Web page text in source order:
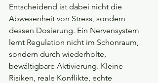
Entscheidend ist dabei nicht die
Abwesenheit von Stress, sondern
dessen Dosierung. Ein Nervensystem
lernt Regulation nicht im Schonraum,
sondern durch wiederholte,
bewältigbare Aktivierung. Kleine
Risiken, reale Konflikte, echte